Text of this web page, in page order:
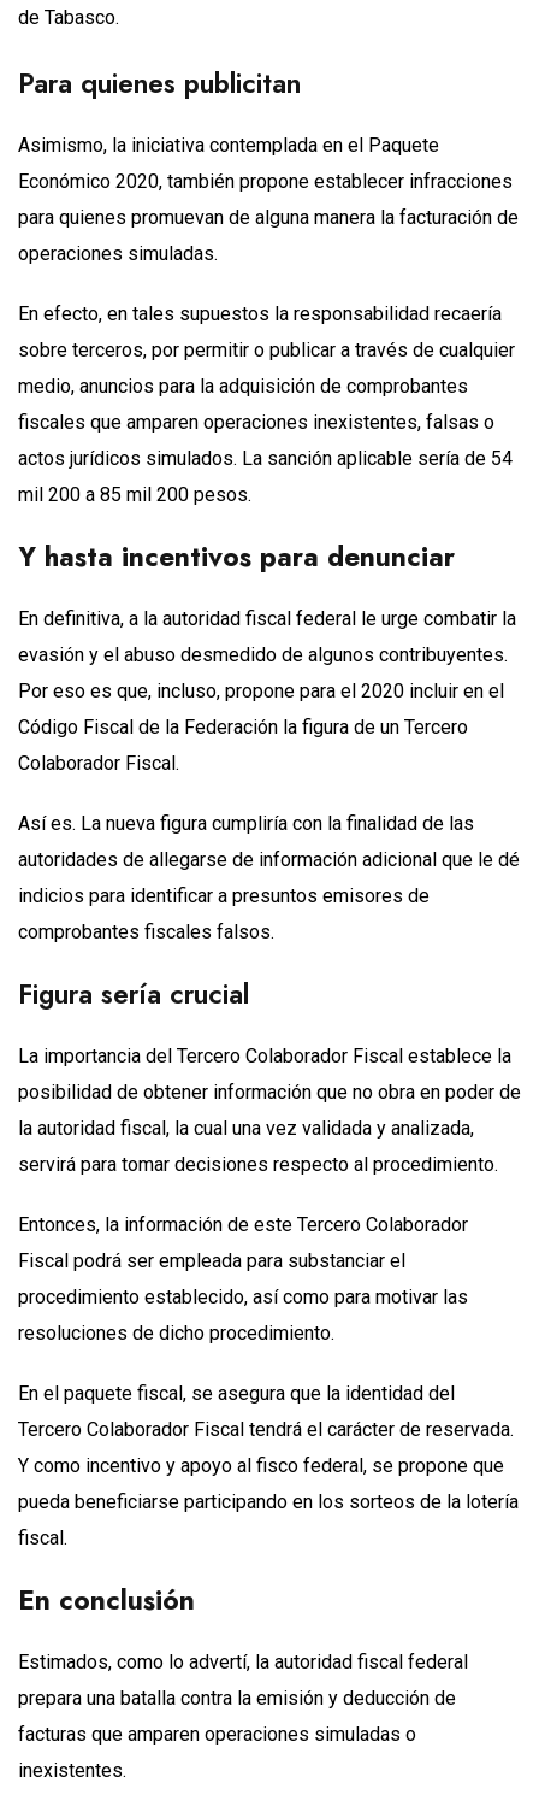
de Tabasco.
Para quienes publicitan
Asimismo, la iniciativa contemplada en el Paquete
Económico 2020, también propone establecer infracciones
para quienes promuevan de alguna manera la facturación de
operaciones simuladas.
En efecto, en tales supuestos la responsabilidad recaería
sobre terceros, por permitir o publicar a través de cualquier
medio, anuncios para la adquisición de comprobantes
fiscales que amparen operaciones inexistentes, falsas o
actos jurídicos simulados. La sanción aplicable sería de 54
mil 200 a 85 mil 200 pesos.
Y hasta incentivos para denunciar
En definitiva, a la autoridad fiscal federal le urge combatir la
evasión y el abuso desmedido de algunos contribuyentes.
Por eso es que, incluso, propone para el 2020 incluir en el
Código Fiscal de la Federación la figura de un Tercero
Colaborador Fiscal.
Así es. La nueva figura cumpliría con la finalidad de las
autoridades de allegarse de información adicional que le dé
indicios para identificar a presuntos emisores de
comprobantes fiscales falsos.
Figura sería crucial
La importancia del Tercero Colaborador Fiscal establece la
posibilidad de obtener información que no obra en poder de
la autoridad fiscal, la cual una vez validada y analizada,
servirá para tomar decisiones respecto al procedimiento.
Entonces, la información de este Tercero Colaborador
Fiscal podrá ser empleada para substanciar el
procedimiento establecido, así como para motivar las
resoluciones de dicho procedimiento.
En el paquete fiscal, se asegura que la identidad del
Tercero Colaborador Fiscal tendrá el carácter de reservada.
Y como incentivo y apoyo al fisco federal, se propone que
pueda beneficiarse participando en los sorteos de la lotería
fiscal.
En conclusión
Estimados, como lo advertí, la autoridad fiscal federal
prepara una batalla contra la emisión y deducción de
facturas que amparen operaciones simuladas o
inexistentes.